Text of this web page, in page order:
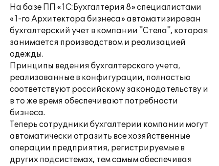
На базе ПП «1С:Бухгалтерия 8» специалистами
«1-го Архитектора бизнеса» автоматизирован
бухгалтерский учет в компании "Стела", которая
занимается производством и реализацией
одежды.
Принципы ведения бухгалтерского учета,
реализованные в конфигурации, полностью
соответствуют российскому законодательству и
в то же время обеспечивают потребности
бизнеса.
Теперь сотрудники бухгалтерии компании могут
автоматически отразить все хозяйственные
операции предприятия, регистрируемые в
других подсистемах, тем самым обеспечивая